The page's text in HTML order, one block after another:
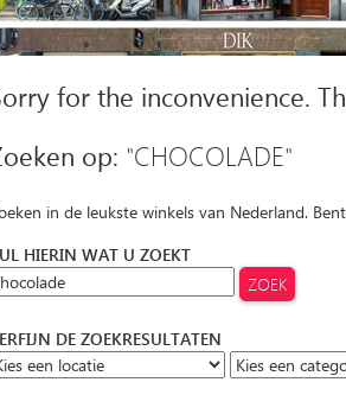
for the inconvenience.
op: "CHOCOLADE"
in de leukste winkels van Nederland.
HIERIN WAT U ZOEKT
DE ZOEKRESULTATEN